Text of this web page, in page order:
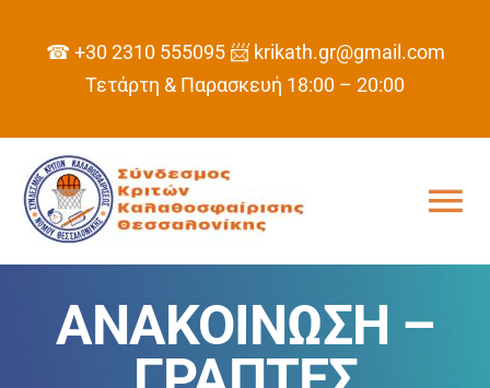
☎ +30 2310 555095 📨 krikath.gr@gmail.com
Τετάρτη & Παρασκευή 18:00 – 20:00
ΑΝΑΚΟΙΝΩΣΗ –